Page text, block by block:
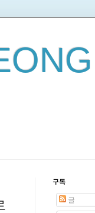
구독
글